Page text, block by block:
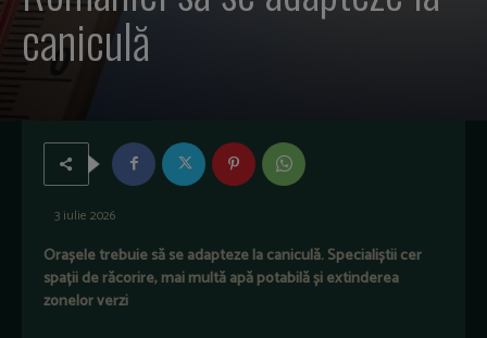
caniculă
3 iulie 2026
Orașele trebuie să se adapteze la caniculă. Specialiștii cer
spații de răcorire, mai multă apă potabilă și extinderea
zonelor verzi